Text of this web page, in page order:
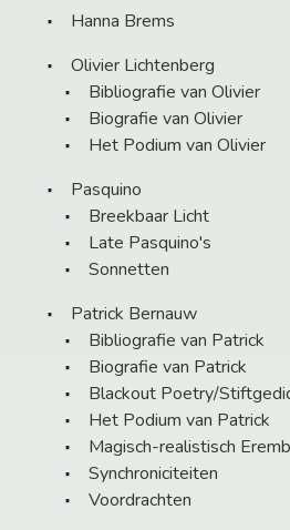
Hanna Brems
Olivier Lichtenberg
Bibliografie van Olivier
Biografie van Olivier
Het Podium van Olivier
Pasquino
Breekbaar Licht
Late Pasquino's
Sonnetten
Patrick Bernauw
Bibliografie van Patrick
Biografie van Patrick
Blackout Poetry/
Het Podium van Patrick
Magisch-realistisch
Synchroniciteiten
Voordrachten